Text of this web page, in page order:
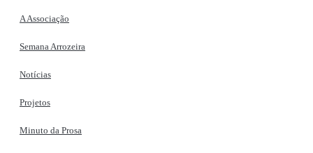
A Associação
Semana Arrozeira
Notícias
Projetos
Minuto da Prosa